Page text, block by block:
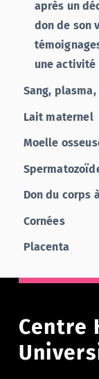
après un
don de son
une
Sang,
Lait maternel
Moelle
Don du corps
Cornées
Placenta
Centre